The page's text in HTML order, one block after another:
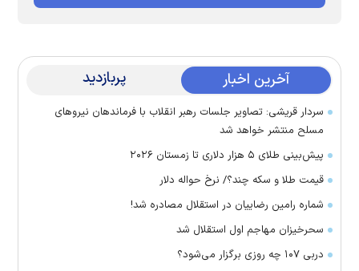
آخرین اخبار پربازدید
سردار قریشی: تصاویر جلسات رهبر انقلاب با فرماندهان نیرو‌های
مسلح منتشر خواهد شد
پیش‌بینی طلای ۵ هزار دلاری تا زمستان ۲۰۲۶
قیمت طلا و سکه چند؟/ نرخ حواله دلار
شماره رامین رضاییان در استقلال مصادره شد!
سحرخیزان مهاجم اول استقلال شد
دربی ۱۰۷ چه روزی برگزار می‌شود؟